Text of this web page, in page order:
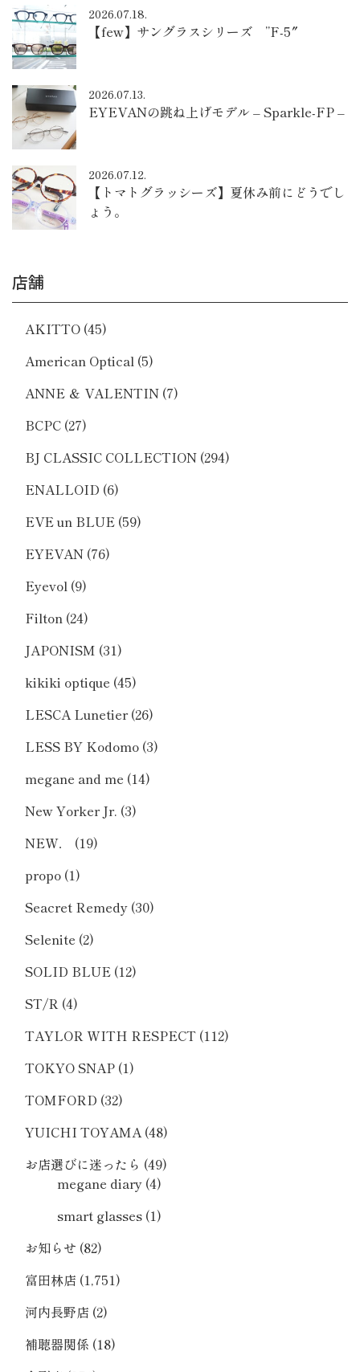
2026.07.18.
【few】サングラスシリーズ ”F-5″
2026.07.13.
EYEVANの跳ね上げモデル – Sparkle-FP –
2026.07.12.
【トマトグラッシーズ】夏休み前にどうでし
ょう。
店舗
AKITTO (45)
American Optical (5)
ANNE ＆ VALENTIN (7)
BCPC (27)
BJ CLASSIC COLLECTION (294)
ENALLOID (6)
EVE un BLUE (59)
EYEVAN (76)
Eyevol (9)
Filton (24)
JAPONISM (31)
kikiki optique (45)
LESCA Lunetier(26)
LESS BY Kodomo (3)
megane and me (14)
New Yorker Jr. (3)
NEW．
(19)
propo (1)
Seacret Remedy (30)
Selenite (2)
SOLID BLUE (12)
ST/R (4)
TAYLOR WITH RESPECT (112)
TOKYO SNAP (1)
TOMFORD (32)
YUICHI TOYAMA (48)
お店選びに迷ったら (49)
megane diary (4)
smart glasses (1)
お知らせ (82)
富田林店 (1,751)
河内長野店 (2)
補聴器関係 (18)